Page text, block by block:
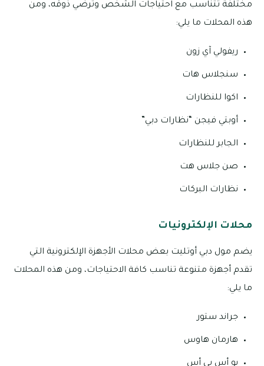
مختلفة تتناسب مع احتياجات الشخص وترضي ذوقه، ومن
هذه المحلات ما يلي:
ريفولي آي زون
سنجلاس هات
اكوا للنظارات
أوبتي فيجن “نظارات دبي”
الجابر للنظارات
صن جلاس هت
نظارات البركات
محلات الإلكترونيات
يضم مول دبي أوتليت بعض محلات الأجهزة الإلكترونية التي
تقدم أجهزة متنوعة تناسب كافة الاحتياجات، ومن هذه المحلات
ما يلي:
جراند ستور
هارمان هاوس
يو أس بي أس